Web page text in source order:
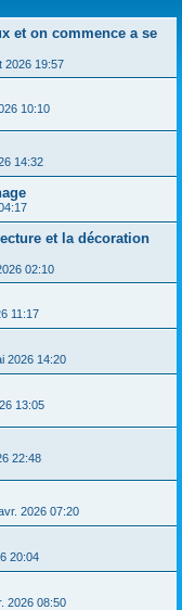
et on commence a se
2026 19:57
10:10
14:32
et la décoration
02:10
11:17
2026 14:20
13:05
22:48
2026 07:20
20:04
2026 08:50